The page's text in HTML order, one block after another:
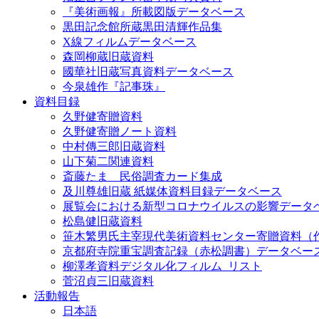
『美術画報』所載図版データベース
黒田記念館所蔵黒田清輝作品集
X線フィルムデータベース
森岡柳蔵旧蔵資料
國華社旧蔵写真資料データベース
今泉雄作『記事珠』
資料目録
久野健寄贈資料
久野健寄贈ノート資料
中村傳三郎旧蔵資料
山下菊二関連資料
斎藤たま 民俗調査カード集成
及川尊雄旧蔵 紙媒体資料目録データベース
展覧会における新型コロナウイルスの影響データ
松島健旧蔵資料
笹木繁男氏主宰現代美術資料センター寄贈資料（
京都府寺院重宝調査記録（赤松調書）データベー
柳澤孝資料デジタル化フィルム_リスト
菅沼貞三旧蔵資料
活動報告
日本語